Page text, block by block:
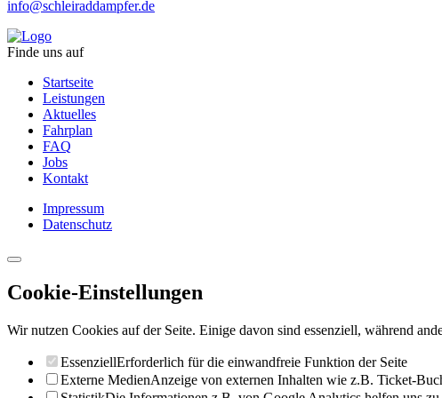
info@schleiraddampfer.de
Finde uns auf
Startseite
Leistungen
Aktuelles
Fahrplan
FAQ
Jobs
Kontakt
Impressum
Datenschutz
Cookie-Einstellungen
Wir nutzen Cookies auf der Seite. Einige davon sind essenziell, während
EssenziellErforderlich für die einwandfreie Funktion der Seite
Externe MedienAnzeige von externen Inhalten wie z.B. Ticket-